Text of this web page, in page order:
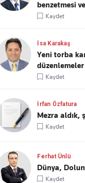
benzetmesi
Kaydet
İsa Karakaş
Yeni torba
düzenlemeler
Kaydet
İrfan Özfatura
Mezra aldık,
Kaydet
Ferhat Ünlü
Dünya,
Kaydet